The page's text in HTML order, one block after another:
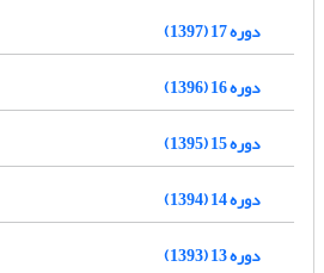
دوره 17 (1397)
دوره 16 (1396)
دوره 15 (1395)
دوره 14 (1394)
دوره 13 (1393)